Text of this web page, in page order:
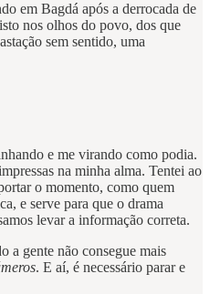
em Bagdá após a derrocada de
nos olhos do povo, dos que
sem sentido, uma
e me virando como podia.
na minha alma. Tentei ao
o momento, como quem
e serve para que o drama
levar a informação correta.
a gente não consegue mais
. E aí, é necessário parar e